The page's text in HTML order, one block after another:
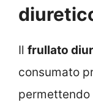
Il frullato
consumato